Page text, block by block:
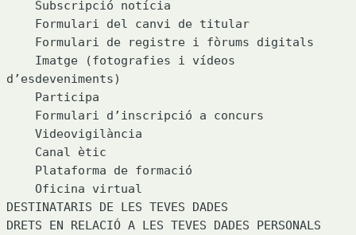
d’esdeveniments)
DESTINATARIS DE LES TEVES DADES
DRETS EN RELACIÓ A LES TEVES DADES PERSONALS